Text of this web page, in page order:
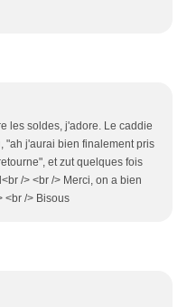
les soldes, j'adore. Le caddie
"ah j'aurai bien finalement pris
et zut quelques fois
/> <br /> Merci, on a bien
<br /> Bisous